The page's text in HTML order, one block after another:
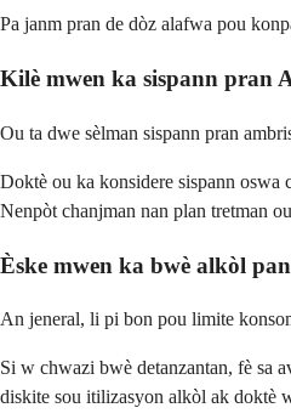
Pa janm pran de dòz alafwa pou
Kilè mwen ka sispann pran
Ou ta dwe sèlman sispann pran
Doktè ou ka konsidere sispann oswa
Nenpòt chanjman nan plan tretman
Èske mwen ka bwè alkòl
An jeneral, li pi bon pou limite
Si w chwazi bwè detanzantan, fè sa
diskite sou itilizasyon alkòl ak doktè